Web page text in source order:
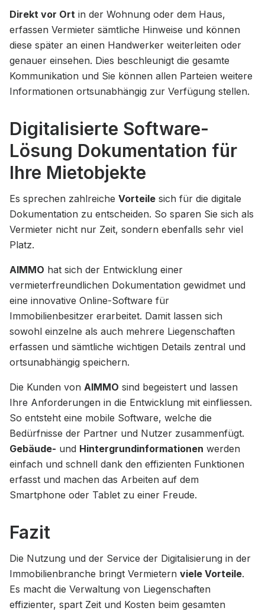
Direkt vor Ort in der Wohnung oder dem Haus,
erfassen Vermieter sämtliche Hinweise und können
diese später an einen Handwerker weiterleiten oder
genauer einsehen. Dies beschleunigt die gesamte
Kommunikation und Sie können allen Parteien weitere
Informationen ortsunabhängig zur Verfügung stellen.
Digitalisierte Software-
Lösung Dokumentation für
Ihre Mietobjekte
Es sprechen zahlreiche Vorteile sich für die digitale
Dokumentation zu entscheiden. So sparen Sie sich als
Vermieter nicht nur Zeit, sondern ebenfalls sehr viel
Platz.
AIMMO hat sich der Entwicklung einer
vermieterfreundlichen Dokumentation gewidmet und
eine innovative Online-Software für
Immobilienbesitzer erarbeitet. Damit lassen sich
sowohl einzelne als auch mehrere Liegenschaften
erfassen und sämtliche wichtigen Details zentral und
ortsunabhängig speichern.
Die Kunden von AIMMO sind begeistert und lassen
Ihre Anforderungen in die Entwicklung mit einfliessen.
So entsteht eine mobile Software, welche die
Bedürfnisse der Partner und Nutzer zusammenfügt.
Gebäude- und Hintergrundinformationen werden
einfach und schnell dank den effizienten Funktionen
erfasst und machen das Arbeiten auf dem
Smartphone oder Tablet zu einer Freude.
Fazit
Die Nutzung und der Service der Digitalisierung in der
Immobilienbranche bringt Vermietern viele Vorteile.
Es macht die Verwaltung von Liegenschaften
effizienter, spart Zeit und Kosten beim gesamten